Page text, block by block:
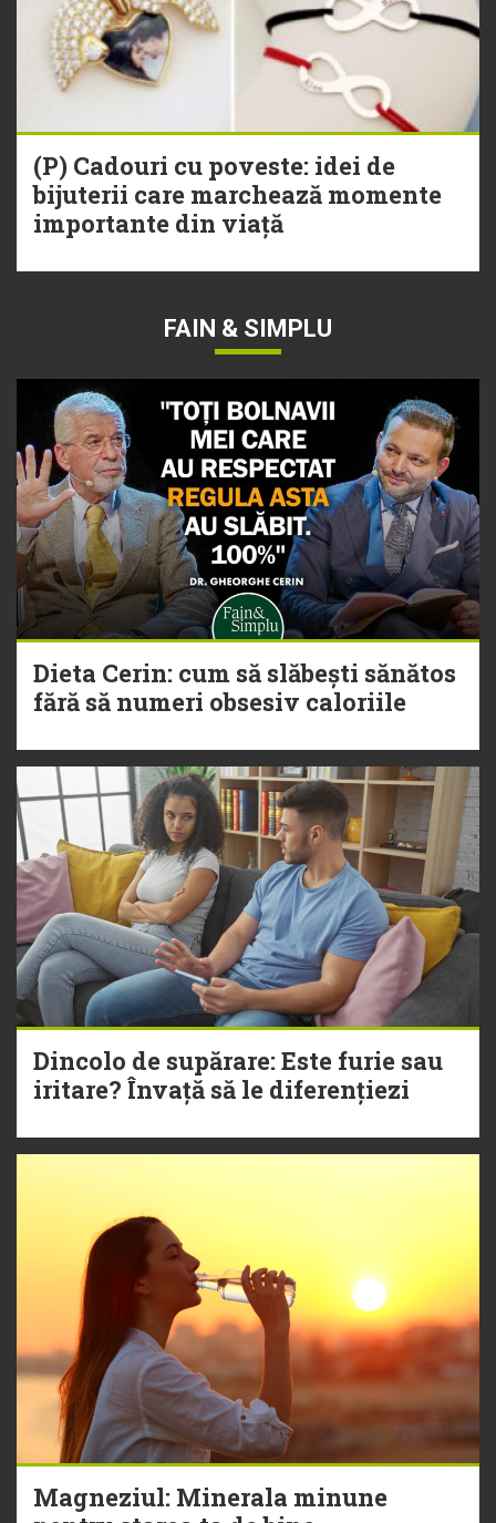
(P) Cadouri cu poveste: idei de
bijuterii care marchează momente
importante din viață
FAIN & SIMPLU
Dieta Cerin: cum să slăbești sănătos
fără să numeri obsesiv caloriile
Dincolo de supărare: Este furie sau
iritare? Învață să le diferențiezi
Magneziul: Minerala minune